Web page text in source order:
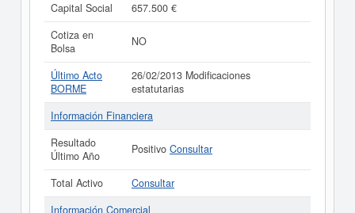
Capital Social
657.500 €
Cotiza en
Bolsa
NO
Último Acto
BORME
26/02/2013 Modificaciones
estatutarias
Información Financiera
Resultado
Último Año
Positivo Consultar
Total Activo
Consultar
Información Comercial